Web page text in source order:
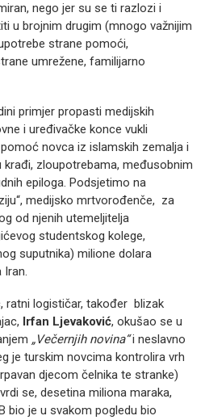
nego jer su se ti razlozi i
u brojnim drugim (mnogo važnijim
strane pomoći,
umrežene, familijarno
primjer propasti medijskih
i uređivačke konce vukli
novca iz islamskih zemalja i
zloupotrebama, međusobnim
epiloga. Podsjetimo na
medijsko mrtvorođenče, za
od njenih utemeljitelja
studentskog kolege,
suputnika) milione dolara
Iran.
ratni logističar, također blizak
Irfan Ljevaković, okušao se u
„Večernjih novina“i neslavno
je turskim novcima kontrolira vrh
djecom čelnika te stranke)
se, desetina miliona maraka,
bio je u svakom pogledu bio